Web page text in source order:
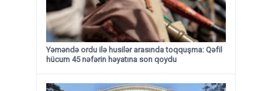
Yəməndə ordu ilə husilər arasında toqquşma: Qəfil
hücum 45 nəfərin həyatına son qoydu